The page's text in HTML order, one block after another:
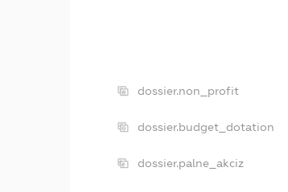
dossier.non_profit
dossier.budget_dotation
dossier.palne_akciz